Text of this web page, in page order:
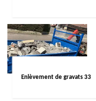
Enlèvement de gravats 33